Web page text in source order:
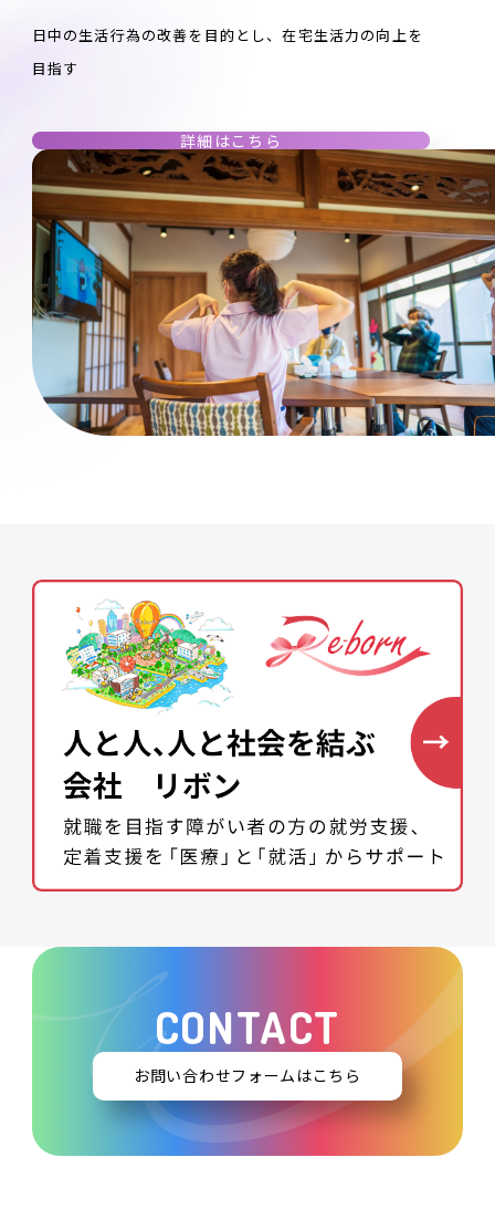
日中の生活行為の改善を目的とし、在宅生活力の向上を
目指す
詳細はこちら
CONTACT
お問い合わせフォームはこちら